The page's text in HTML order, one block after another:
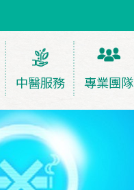
中醫服務 專業團隊